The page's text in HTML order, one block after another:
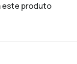
este produto